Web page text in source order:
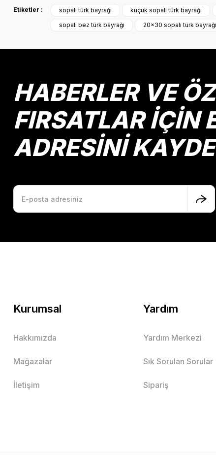
Etiketler : sopalı türk bayrağı küçük sopalı türk bayrağı
sopalı bez türk bayrağı
20x30 sopalı türk bayrağı
HABERLER VE
FIRSATLAR İÇİN
ADRESİNİ
Kurumsal
Hakkımızda
Mağazalar
İletişim
Yardım
Yardım Merkezi
Sık Sorulan Sorular
Sipariş